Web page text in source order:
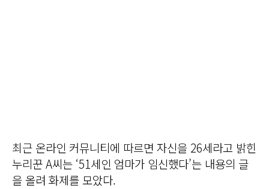
최근 온라인 커뮤니티에 따르면 자신을 26세라고 밝힌
누리꾼 A씨는 ‘51세인 엄마가 임신했다’는 내용의 글
을 올려 화제를 모았다.